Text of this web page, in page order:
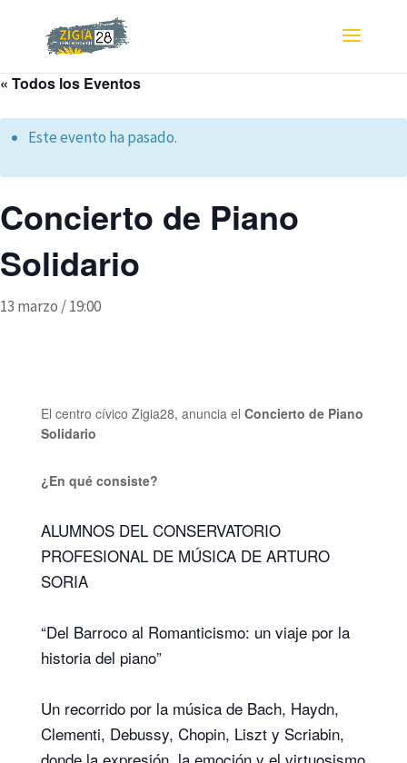
« Todos los Eventos
Este evento ha pasado.
Concierto de Piano
Solidario
13 marzo / 19:00
El centro cívico Zigia28, anuncia el Concierto de Piano
Solidario
¿En qué consiste?
ALUMNOS DEL CONSERVATORIO
PROFESIONAL DE MÚSICA DE ARTURO
SORIA
“Del Barroco al Romanticismo: un viaje por la
historia del piano”
Un recorrido por la música de Bach, Haydn,
Clementi, Debussy, Chopin, Liszt y Scriabin,